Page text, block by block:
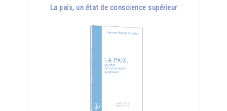
La paix, un état de conscience supérieur